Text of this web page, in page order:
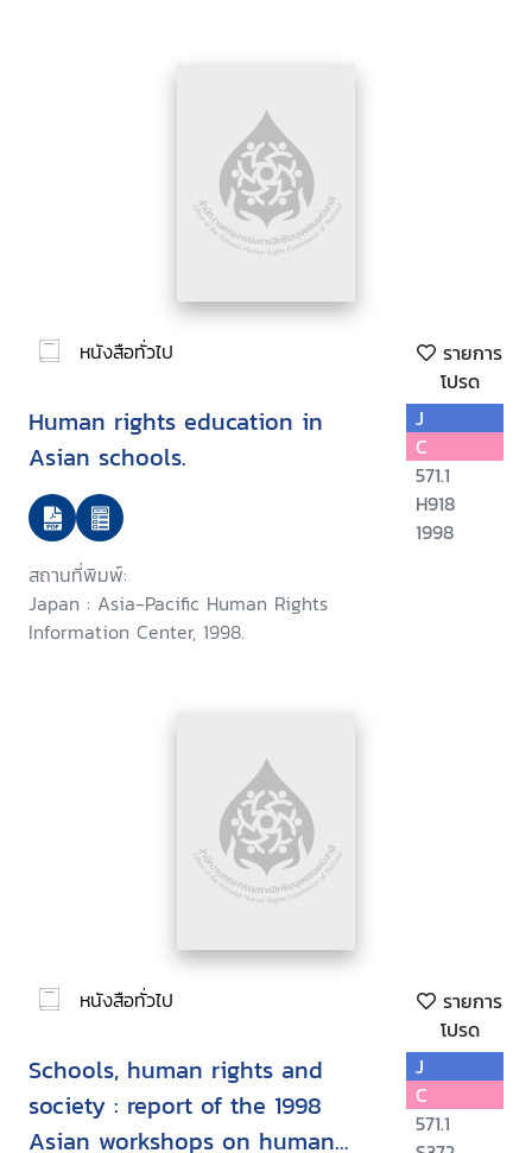
หนังสือทั่วไป
รายการ
โปรด
Human rights education in
Asian schools.
สถานที่พิมพ์:
Japan : Asia-Pacific Human Rights
Information Center, 1998.
J
C
571.1
H918
1998
หนังสือทั่วไป
รายการ
โปรด
Schools, human rights and
society : report of the 1998
Asian workshops on human
J
C
571.1